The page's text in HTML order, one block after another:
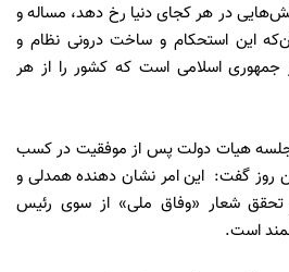
در هر کجای دنیا رخ دهد، مساله و
این استحکام و ساخت درونی نظام و
جمهوری اسلامی است که کشور را از هر
جلسه هیات دولت پس از موفقیت در کسب
روز گفت: این امر نشان دهنده همدلی و
شعار «وفاق ملی» از سوی رئیس
است.